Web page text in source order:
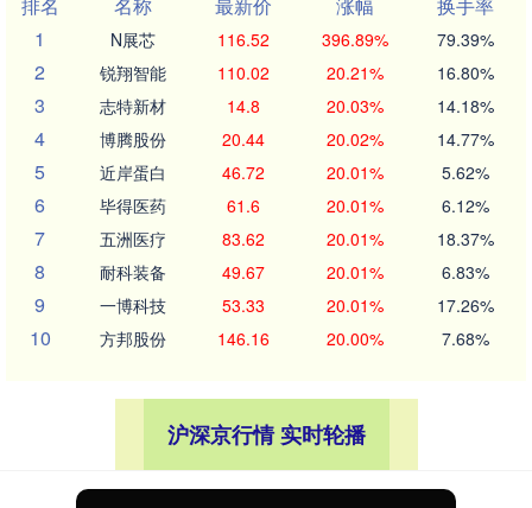
1
N展芯 116.52 396.89% 79.39%
2 锐翔智能 110.02 20.21% 16.80%
3 志特新材 14.8 20.03% 14.18%
4 博腾股份 20.44 20.02% 14.77%
5 近岸蛋白 46.72 20.01% 5.62%
6 毕得医药 61.6 20.01% 6.12%
7 五洲医疗 83.62 20.01% 18.37%
8 耐科装备 49.67 20.01% 6.83%
9 一博科技 53.33 20.01% 17.26%
10 方邦股份 146.16 20.00% 7.68%
沪深京行情 实时轮播